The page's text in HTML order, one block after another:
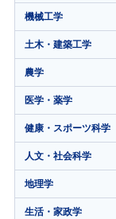
機械工学
土木・建築工学
農学
医学・薬学
健康・スポーツ科学
人文・社会科学
地理学
生活・家政学